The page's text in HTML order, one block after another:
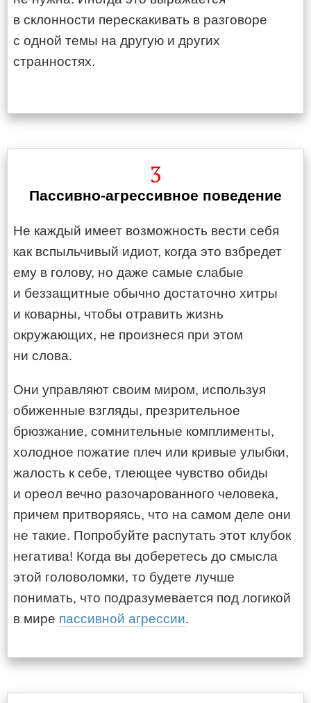
в склонности перескакивать в разговоре
с одной темы на другую и других
странностях.
3
Пассивно-агрессивное поведение
Не каждый имеет возможность вести себя
как вспыльчивый идиот, когда это взбредет
ему в голову, но даже самые слабые
и беззащитные обычно достаточно хитры
и коварны, чтобы отравить жизнь
окружающих, не произнеся при этом
ни слова.
Они управляют своим миром, используя
обиженные взгляды, презрительное
брюзжание, сомнительные комплименты,
холодное пожатие плеч или кривые улыбки,
жалость к себе, тлеющее чувство обиды
и ореол вечно разочарованного человека,
причем притворяясь, что на самом деле они
не такие. Попробуйте распутать этот клубок
негатива! Когда вы доберетесь до смысла
этой головоломки, то будете лучше
понимать, что подразумевается под логикой
в мире пассивной агрессии.